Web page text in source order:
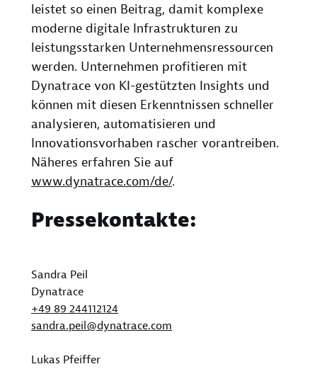
leistet so einen Beitrag, damit komplexe
moderne digitale Infrastrukturen zu
leistungsstarken Unternehmensressourcen
werden. Unternehmen profitieren mit
Dynatrace von KI-gestützten Insights und
können mit diesen Erkenntnissen schneller
analysieren, automatisieren und
Innovationsvorhaben rascher vorantreiben.
Näheres erfahren Sie auf
www.dynatrace.com/de/.
Pressekontakte:
Sandra Peil
Dynatrace
+49 89 244112124
sandra.peil@dynatrace.com
Lukas Pfeiffer